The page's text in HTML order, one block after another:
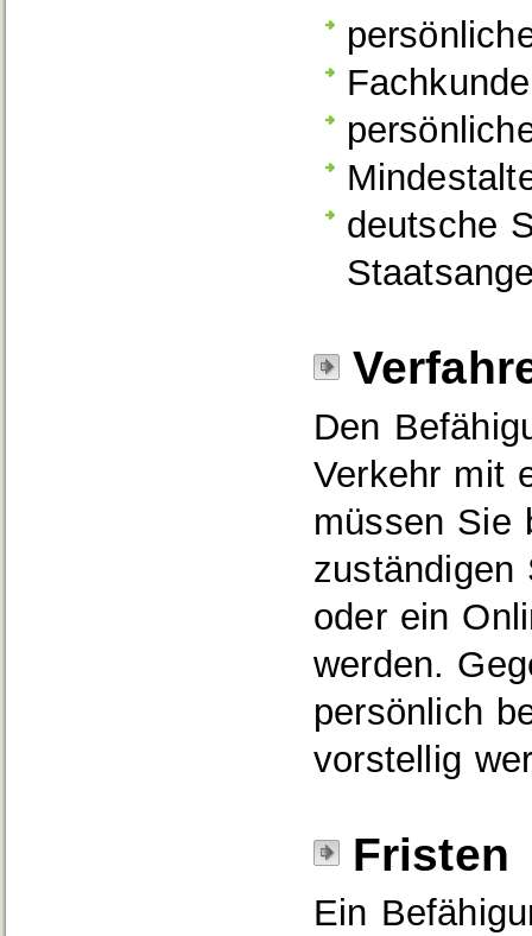
deutsche
Den
Verkehr mit
müssen Sie
zuständigen
oder ein
werden.
persönlich
vorstellig
Fristen
Ein